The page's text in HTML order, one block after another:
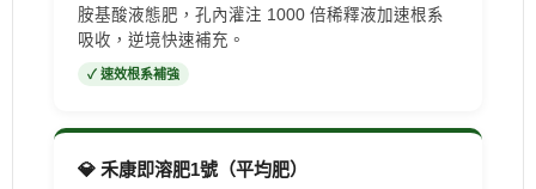
胺基酸液態肥，孔內灌注 1000 倍稀釋液加速根系
吸收，逆境快速補充。
✓ 速效根系補強
💎 禾康即溶肥1號（平均肥）